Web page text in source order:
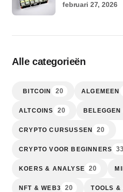
februari 27, 2026
Alle categorieën
BITCOIN 20 ALGEMEEN
ALTCOINS 20 BELEGGEN
CRYPTO CURSUSSEN 20
CRYPTO VOOR BEGINNERS 33
KOERS & ANALYSE 20
NFT & WEB3 20 TOOLS &